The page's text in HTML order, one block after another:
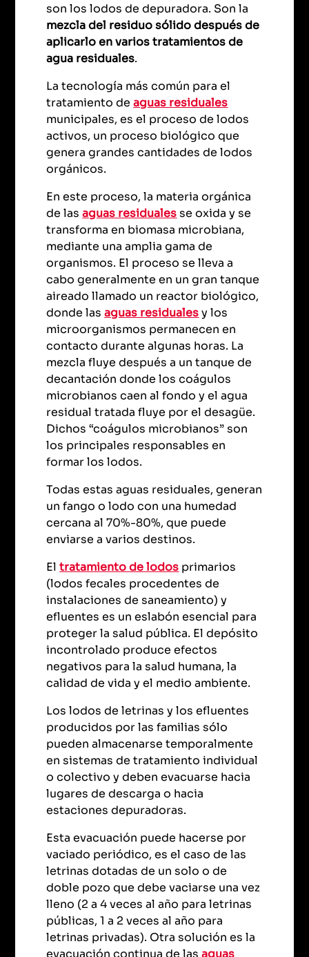
son los lodos de depuradora. Son la
mezcla del residuo sólido después de
aplicarlo en varios tratamientos de
agua residuales.
La tecnología más común para el
tratamiento deaguas residuales
municipales, es el proceso de lodos
activos, un proceso biológico que
genera grandes cantidades de lodos
orgánicos.
En este proceso, la materia orgánica
de lasaguas residualesse oxida y se
transforma en biomasa microbiana,
mediante una amplia gama de
organismos. El proceso se lleva a
cabo generalmente en un gran tanque
aireado llamado un reactor biológico,
donde lasaguas residualesy los
microorganismos permanecen en
contacto durante algunas horas. La
mezcla fluye después a un tanque de
decantación donde los coágulos
microbianos caen al fondo y el agua
residual tratada fluye por el desagüe.
Dichos “coágulos microbianos” son
los principales responsables en
formar los lodos.
Todas estas aguas residuales, generan
un fango o lodo con una humedad
cercana al 70%-80%, que puede
enviarse a varios destinos.
Eltratamiento de lodos primarios
(lodos fecales procedentes de
instalaciones de saneamiento) y
efluentes es un eslabón esencial para
proteger la salud pública. El depósito
incontrolado produce efectos
negativos para la salud humana, la
calidad de vida y el medio ambiente.
Los lodos de letrinas y los efluentes
producidos por las familias sólo
pueden almacenarse temporalmente
en sistemas de tratamiento individual
o colectivo y deben evacuarse hacia
lugares de descarga o hacia
estaciones depuradoras.
Esta evacuación puede hacerse por
vaciado periódico, es el caso de las
letrinas dotadas de un solo o de
doble pozo que debe vaciarse una vez
lleno (2 a 4 veces al año para letrinas
públicas, 1 a 2 veces al año para
letrinas privadas). Otra solución es la
evacuación continua de lasaguas